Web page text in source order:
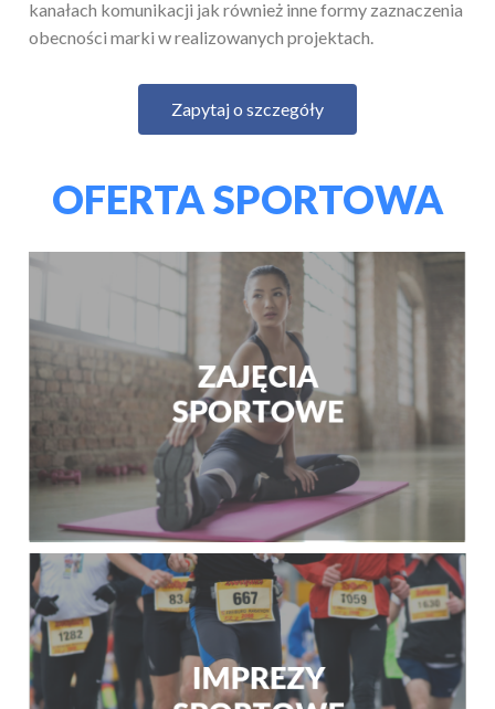
kanałach komunikacji jak również inne formy zaznaczenia
obecności marki w realizowanych projektach.
Zapytaj o szczegóły
OFERTA SPORTOWA